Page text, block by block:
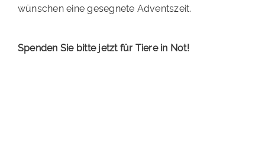
wünschen eine gesegnete Adventszeit.
Spenden Sie bitte jetzt für Tiere in Not!